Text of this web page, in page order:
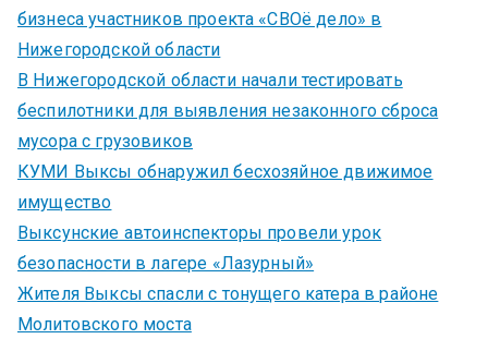
бизнеса участников проекта «СВОё дело» в
Нижегородской области
В Нижегородской области начали тестировать
беспилотники для выявления незаконного сброса
мусора с грузовиков
КУМИ Выксы обнаружил бесхозяйное движимое
имущество
Выксунские автоинспекторы провели урок
безопасности в лагере «Лазурный»
Жителя Выксы спасли с тонущего катера в районе
Молитовского моста